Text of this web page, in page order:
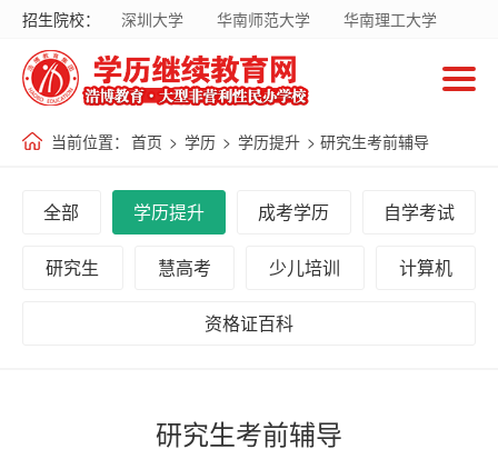
招生院校： 深圳大学 华南师范大学
华南理工大学
暨南大学
华南农业大学
广东财经大学
南方医科大学
国家开放大学
当前位置： 首页 > 学历 > 学历提升 > 研究生考前辅导
全部 学历提升 成考学历 自学考试
研究生 慧高考 少儿培训 计算机
资格证百科
研究生考前辅导